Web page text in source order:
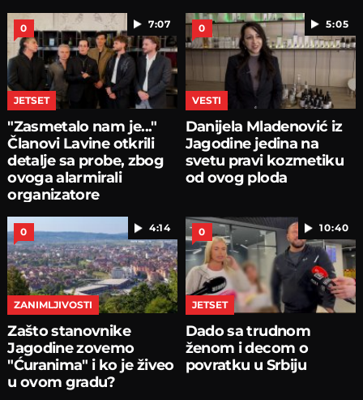
7:07
0
JETSET
"Zasmetalo nam je..."
Članovi Lavine otkrili
detalje sa probe, zbog
ovoga alarmirali
organizatore
5:05
0
VESTI
Danijela Mladenović iz
Jagodine jedina na
svetu pravi kozmetiku
od ovog ploda
4:14
0
ZANIMLJIVOSTI
Zašto stanovnike
Jagodine zovemo
"Ćuranima" i ko je živeo
u ovom gradu?
10:40
0
JETSET
Dado sa trudnom
ženom i decom o
povratku u Srbiju